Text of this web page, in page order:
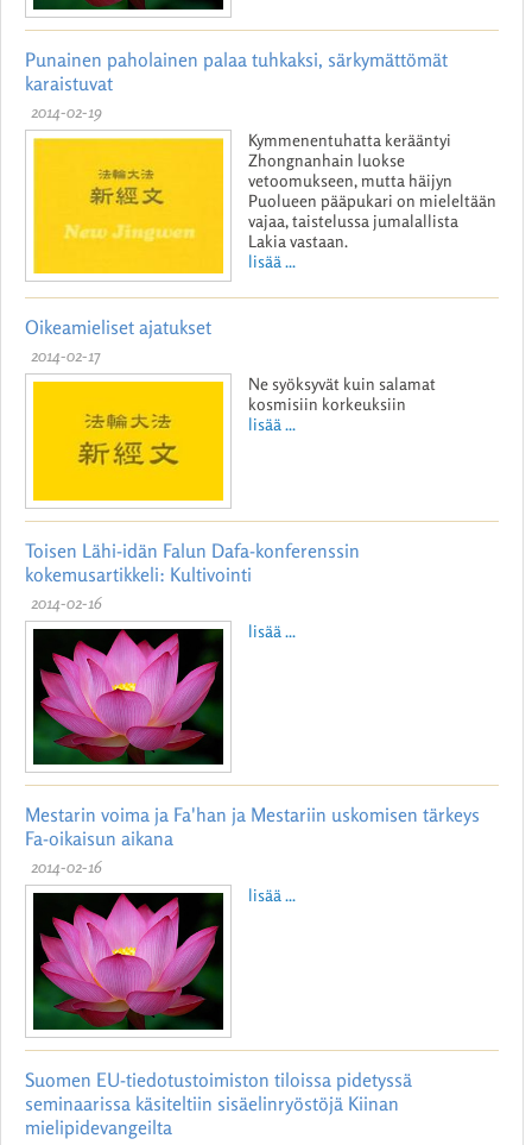
Punainen paholainen palaa tuhkaksi, särkymättömät
karaistuvat
2014-02-19
Kymmenentuhatta kerääntyi
Zhongnanhain luokse
vetoomukseen, mutta häijyn
Puolueen pääpukari on mieleltään
vajaa, taistelussa jumalallista
Lakia vastaan.
lisää ...
Oikeamieliset ajatukset
2014-02-17
Ne syöksyvät kuin salamat
kosmisiin korkeuksiin
lisää ...
Toisen Lähi-idän Falun Dafa-konferenssin
kokemusartikkeli: Kultivointi
2014-02-16
lisää ...
Mestarin voima ja Fa'han ja Mestariin uskomisen tärkeys
Fa-oikaisun aikana
2014-02-16
lisää ...
Suomen EU-tiedotustoimiston tiloissa pidetyssä
seminaarissa käsiteltiin sisäelinryöstöjä Kiinan
mielipidevangeilta